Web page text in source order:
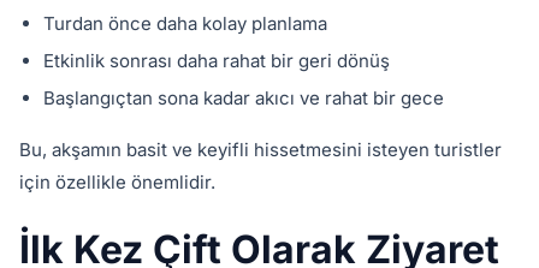
Turdan önce daha kolay planlama
Etkinlik sonrası daha rahat bir geri dönüş
Başlangıçtan sona kadar akıcı ve rahat bir gece
Bu, akşamın basit ve keyifli hissetmesini isteyen turistler
için özellikle önemlidir.
İlk Kez Çift Olarak Ziyaret